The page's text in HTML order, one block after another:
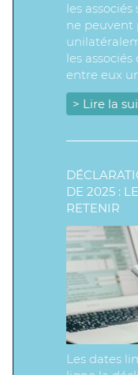
les
ne peuvent
les
entre eux
> Lire la
DE 2025 :
RETENIR
Les dates